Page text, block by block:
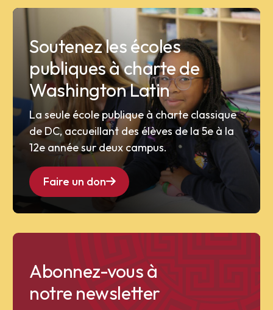
Soutenez les écoles
publiques à charte de
Washington Latin
La seule école publique à charte classique
de DC, accueillant des élèves de la 5e à la
12e année sur deux campus.
Faire un don
Abonnez-vous à
notre newsletter